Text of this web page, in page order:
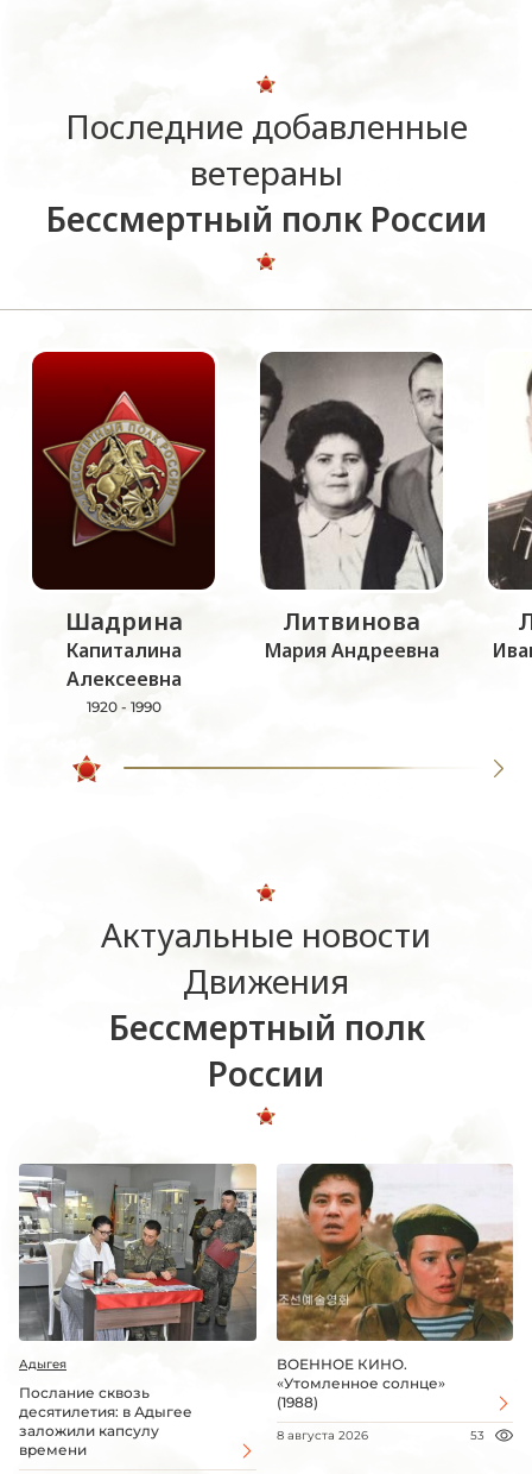
Последние добавленные
ветераны
Бессмертный полк России
Шадрина
Капиталина
Алексеевна
1920 - 1990
Литвинова
Мария Андреевна
Актуальные новости
Движения
Бессмертный полк
России
Адыгея
Послание сквозь
десятилетия: в Адыгее
заложили капсулу
времени
ВОЕННОЕ КИНО.
«Утомленное солнце»
(1988)
8 августа 2026 53